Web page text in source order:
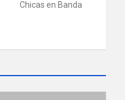
Chicas en Banda